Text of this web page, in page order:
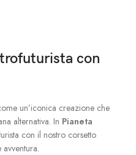
con
un’iconica creazione che
alternativa. In Pianeta
con il nostro corsetto